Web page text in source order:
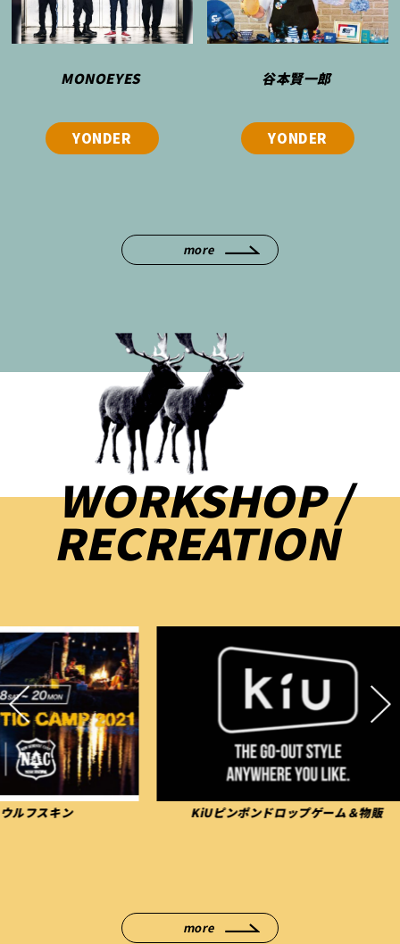
MONOEYES
YONDER
谷本賢一郎
YONDER
more
WORKSHOP /
RECREATION
KiUピンポンドロップゲーム＆物販 お散歩
more